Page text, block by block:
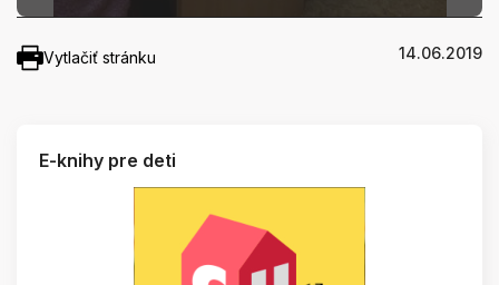
Vytlačiť stránku 14.06.2019
E-knihy pre deti